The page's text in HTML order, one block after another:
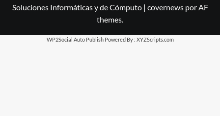
Soluciones Informáticas y de Cómputo | covernewspor AF
themes.
WP2Social Auto PublishPowered By : XYZScripts.com